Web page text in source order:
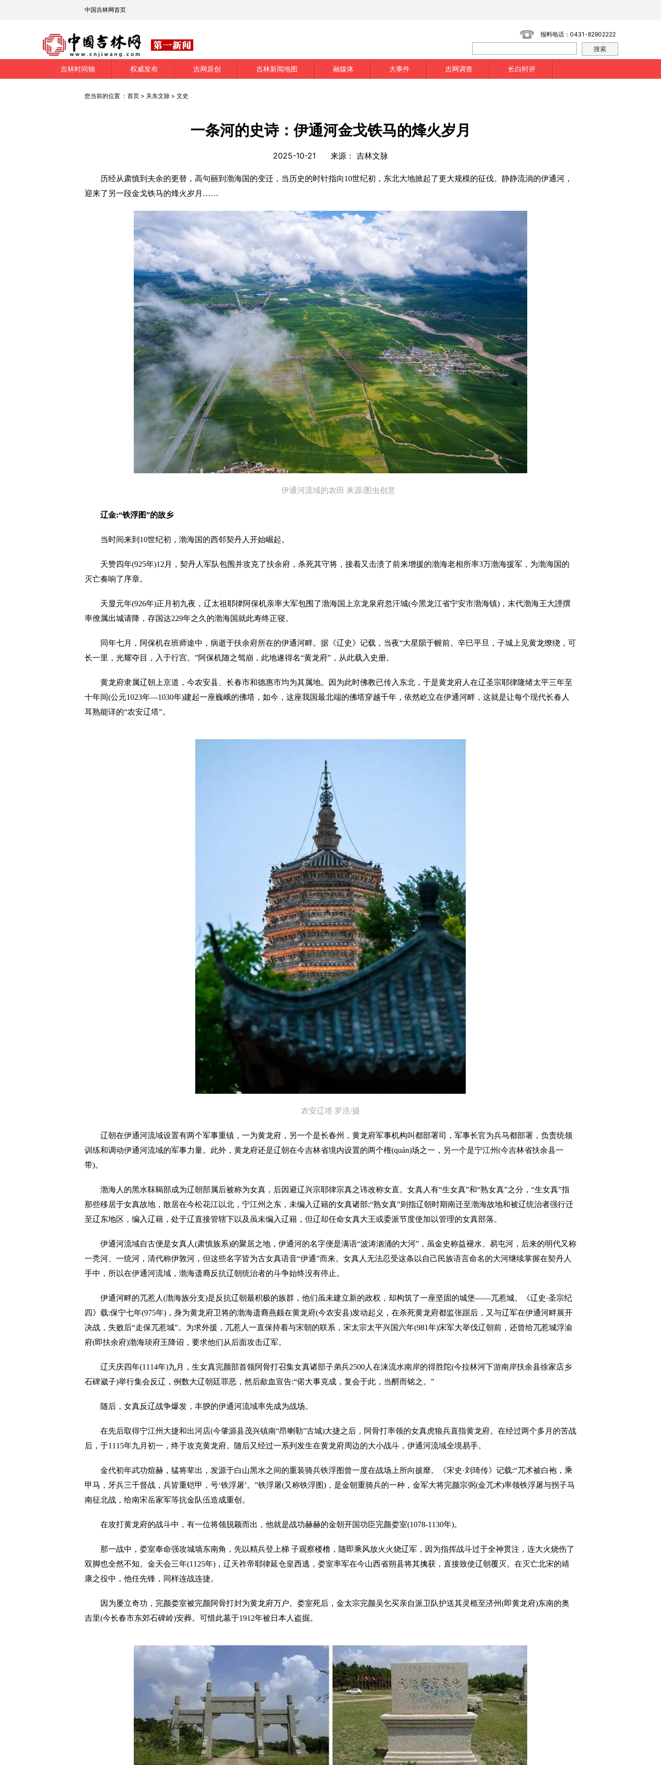
中国吉林网首页
报料电话：0431-82902222
吉林时间轴 权威发布 吉网原创 吉林新闻地图 融媒体 大事件 吉网调查 长白时评
您当前的位置 ： 首页 > 关东文脉 > 文史
一条河的史诗：伊通河金戈铁马的烽火岁月
2025-10-21 来源： 吉林文脉
历经从肃慎到夫余的更替，高句丽到渤海国的变迁，当历史的时针指向10世纪初，东北大地掀起了更大规模的征伐。静静流淌的伊通河，
迎来了另一段金戈铁马的烽火岁月……
伊通河流域的农田 来源/图虫创意
辽金:“铁浮图”的故乡
当时间来到10世纪初，渤海国的西邻契丹人开始崛起。
天赞四年(925年)12月，契丹人军队包围并攻克了扶余府，杀死其守将，接着又击溃了前来增援的渤海老相所率3万渤海援军，为渤海国的
灭亡奏响了序章。
天显元年(926年)正月初九夜，辽太祖耶律阿保机亲率大军包围了渤海国上京龙泉府忽汗城(今黑龙江省宁安市渤海镇)，末代渤海王大諲撰
率僚属出城请降，存国达229年之久的渤海国就此寿终正寝。
同年七月，阿保机在班师途中，病逝于扶余府所在的伊通河畔。据《辽史》记载，当夜“大星陨于幄前。辛巳平旦，子城上见黄龙缭绕，可
长一里，光耀夺目，入于行宫。”阿保机随之驾崩，此地遂得名“黄龙府”，从此载入史册。
黄龙府隶属辽朝上京道，今农安县、长春市和德惠市均为其属地。因为此时佛教已传入东北，于是黄龙府人在辽圣宗耶律隆绪太平三年至
十年间(公元1023年—1030年)建起一座巍峨的佛塔，如今，这座我国最北端的佛塔穿越千年，依然屹立在伊通河畔，这就是让每个现代长春人
耳熟能详的“农安辽塔”。
农安辽塔 罗浩/摄
辽朝在伊通河流域设置有两个军事重镇，一为黄龙府，另一个是长春州，黄龙府军事机构叫都部署司，军事长官为兵马都部署，负责统领
训练和调动伊通河流域的军事力量。此外，黄龙府还是辽朝在今吉林省境内设置的两个権(quán)场之一，另一个是宁江州(今吉林省扶余县一
带)。
渤海人的黑水靺鞨部成为辽朝部属后被称为女真，后因避辽兴宗耶律宗真之讳改称女直。女真人有“生女真”和“熟女真”之分，“生女真”指
那些移居于女真故地，散居在今松花江以北，宁江州之东，未编入辽籍的女真诸部;“熟女真”则指辽朝时期南迁至渤海故地和被辽统治者强行迁
至辽东地区，编入辽籍，处于辽直接管辖下以及虽未编 入辽籍，但辽却任命女真大王或委派节度使加以管理的女真部落。
伊通河流域自古便是女真人(肃慎族系)的聚居之地，伊通河的名字便是满语“波涛汹涌的大河”，虽金史称益褪水、易屯河，后来的明代又称
一秃河、一统河，清代称伊敦河，但这些名字皆为古女真语音“伊通”而来。女真人无法忍受这条以自己民族语言命名的大河继续掌握在契丹人
手中，所以在伊通河流域，渤海遗裔反抗辽朝统治者的斗争始终没有停止。
伊通河畔的兀惹人(渤海族分支)是反抗辽朝最积极的族群，他们虽未建立新的政权，却构筑了一座坚固的城堡——兀惹城。《辽史·圣宗纪
四》载:保宁七年(975年)，身为黄龙府卫将的渤海遗裔燕颇在黄龙府(今农安县)发动起义，在杀死黄龙府都监张踞后，又与辽军在伊通河畔展开
决战，失败后“走保兀惹城”。为求外援，兀惹人一直保持着与宋朝的联系，宋太宗太平兴国六年(981年)宋军大举伐辽朝前，还曾给兀惹城浮渝
府(即扶余府)渤海琰府王降诏，要求他们从后面攻击辽军。
辽天庆四年(1114年)九月，生女真完颜部首领阿骨打召集女真诸部子弟兵2500人在涞流水南岸的得胜陀(今拉林河下游南岸扶余县徐家店乡
石碑崴子)举行集会反辽，例数大辽朝廷罪恶，然后歃血宣告:“偌大事克成，复会于此，当酹而铭之。”
随后，女真反辽战争爆发，丰腴的伊通河流域率先成为战场。
在先后取得宁江州大捷和出河店(今肇源县茂兴镇南“昂喇勒”古城)大捷之后，阿骨打率领的女真虎狼兵直指黄龙府。在经过两个多月的苦战
后，于1115年九月初一，终于攻克黄龙府。随后又经过一系列发生在黄龙府周边的大小战斗，伊通河流域全境易手。
金代初年武功煊赫，猛将辈出，发源于白山黑水之间的重装骑兵铁浮图曾一度在战场上所向披靡。《宋史·刘琦传》记载:“兀术被白袍，乘
甲马，牙兵三千督战，兵皆重铠甲，号‘铁浮屠’。”铁浮屠(又称铁浮图)，是金朝重骑兵的一种，金军大将完颜宗弼(金兀术)率领铁浮屠与拐子马
南征北战，给南宋岳家军等抗金队伍造成重创。
在攻打黄龙府的战斗中，有一位将领脱颖而出，他就是战功赫赫的金朝开国功臣完颜娄室(1078-1130年)。
那一战中，娄室奉命强攻城墙东南角，先以精兵登上梯 子观察楼橹，随即乘风放火火烧辽军，因为指挥战斗过于全神贯注，连大火烧伤了
双脚也全然不知。金天会三年(1125年)，辽天祚帝耶律延仓皇西逃，娄室率军在今山西省朔县将其擒获，直接致使辽朝覆灭。在灭亡北宋的靖
康之役中，他任先锋，同样连战连捷。
因为屡立奇功，完颜娄室被完颜阿骨打封为黄龙府万户。娄室死后，金太宗完颜吴乞买亲自派卫队护送其灵柩至济州(即黄龙府)东南的奥
吉里(今长春市东郊石碑岭)安葬。可惜此墓于1912年被日本人盗掘。